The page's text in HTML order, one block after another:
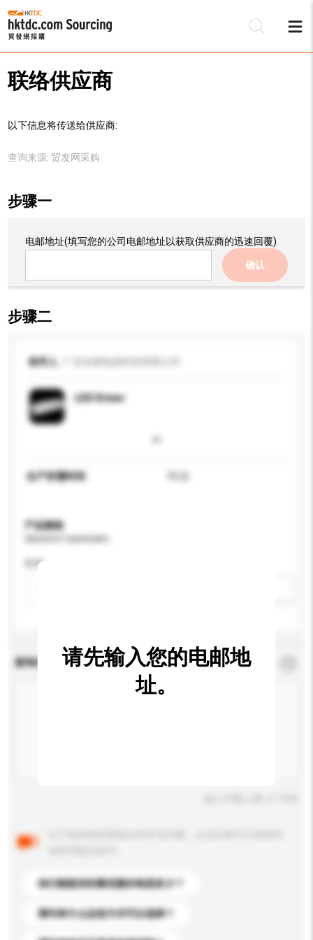
联络供应商
以下信息将传送给供应商:
查询来源: 贸发网采购
步骤一
电邮地址(填写您的公司电邮地址以获取供应商的迅速回覆)
确认
步骤二
收件人
LED Driver
生产所需时间
产品规格
应用
查询内容 *必须填写
你们能提供的最优惠价格是多少？
请问有什么运送方式可以选择？
请先输入您的电邮地
址。